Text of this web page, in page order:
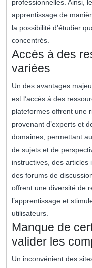
professionnelles. Ainsi,
apprentissage de
la possibilité d’étudier
concentrés.
Accès à des
variées
Un des avantages
est l’accès à des
plateformes offrent une
provenant d’experts et
domaines, permettant
de sujets et de
instructives, des articles
des forums de
offrent une diversité de
l’apprentissage et
utilisateurs.
Manque de
valider les
Un inconvénient des